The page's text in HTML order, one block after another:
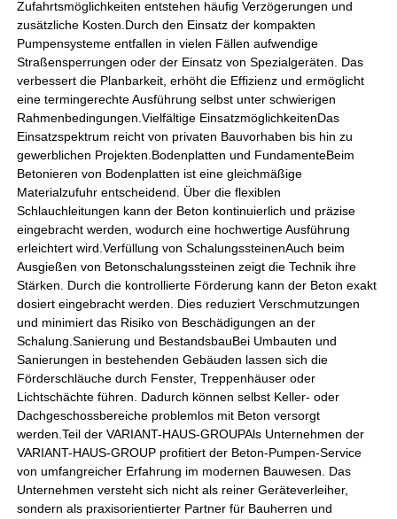
Zufahrtsmöglichkeiten entstehen häufig Verzögerungen und
zusätzliche Kosten.Durch den Einsatz der kompakten
Pumpensysteme entfallen in vielen Fällen aufwendige
Straßensperrungen oder der Einsatz von Spezialgeräten. Das
verbessert die Planbarkeit, erhöht die Effizienz und ermöglicht
eine termingerechte Ausführung selbst unter schwierigen
Rahmenbedingungen.Vielfältige EinsatzmöglichkeitenDas
Einsatzspektrum reicht von privaten Bauvorhaben bis hin zu
gewerblichen Projekten.Bodenplatten und FundamenteBeim
Betonieren von Bodenplatten ist eine gleichmäßige
Materialzufuhr entscheidend. Über die flexiblen
Schlauchleitungen kann der Beton kontinuierlich und präzise
eingebracht werden, wodurch eine hochwertige Ausführung
erleichtert wird.Verfüllung von SchalungssteinenAuch beim
Ausgießen von Betonschalungssteinen zeigt die Technik ihre
Stärken. Durch die kontrollierte Förderung kann der Beton exakt
dosiert eingebracht werden. Dies reduziert Verschmutzungen
und minimiert das Risiko von Beschädigungen an der
Schalung.Sanierung und BestandsbauBei Umbauten und
Sanierungen in bestehenden Gebäuden lassen sich die
Förderschläuche durch Fenster, Treppenhäuser oder
Lichtschächte führen. Dadurch können selbst Keller- oder
Dachgeschossbereiche problemlos mit Beton versorgt
werden.Teil der VARIANT-HAUS-GROUPAls Unternehmen der
VARIANT-HAUS-GROUP profitiert der Beton-Pumpen-Service
von umfangreicher Erfahrung im modernen Bauwesen. Das
Unternehmen versteht sich nicht als reiner Geräteverleiher,
sondern als praxisorientierter Partner für Bauherren und